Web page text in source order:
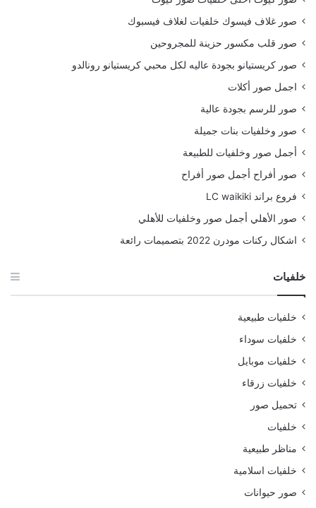
صور غلاف فيسوك خلفيات لغلاف فيسبوك
صور قلب مكسور حزينة للمجروحين
صور كريستيانو بجودة عاليه لكل محبي كريستيانو رونالدو
اجمل صور أكلات
صور للرسم بجودة عالية
صور وخلفيات بنات جميلة
أجمل صور وخلفيات للطبيعة
صور أفراح أجمل صور أفراح
فروع براند LC waikiki
صور الأهلي أجمل صور وخلفيات للأهلي
اشكال ركنات مودرن 2022 بتصميمات رائعة
خلفيات
خلفيات طبيعية
خلفيات سوداء
خلفيات موبايل
خلفيات زرقاء
تحميل صور
خلفيات
مناظر طبيعية
خلفيات اسلامية
صور حيوانات